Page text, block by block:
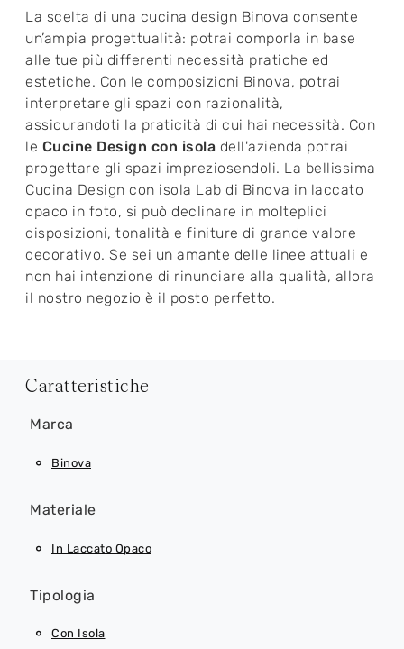
La scelta di una cucina design Binova consente
un’ampia progettualità: potrai comporla in base
alle tue più differenti necessità pratiche ed
estetiche. Con le composizioni Binova, potrai
interpretare gli spazi con razionalità,
assicurandoti la praticità di cui hai necessità. Con
le Cucine Design con isola dell'azienda potrai
progettare gli spazi impreziosendoli. La bellissima
Cucina Design con isola Lab di Binova in laccato
opaco in foto, si può declinare in molteplici
disposizioni, tonalità e finiture di grande valore
decorativo. Se sei un amante delle linee attuali e
non hai intenzione di rinunciare alla qualità, allora
il nostro negozio è il posto perfetto.
Caratteristiche
Marca
Binova
Materiale
In Laccato Opaco
Tipologia
Con Isola